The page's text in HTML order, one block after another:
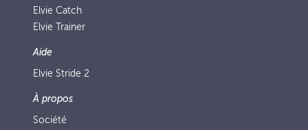
Elvie Catch
Elvie Trainer
Aide
Elvie Stride 2
À propos
Société